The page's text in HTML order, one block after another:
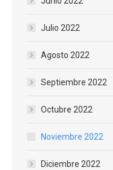
Julio 2022
Agosto 2022
Septiembre 2022
Octubre 2022
Noviembre 2022
Diciembre 2022